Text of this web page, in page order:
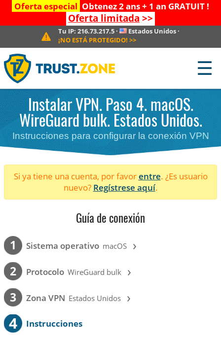
Oferta especial Obtenez 2 ans + 1 an GRATUIT !
Oferta limitada >>
Tu IP: 216.73.217.5· Estados Unidos ·
¡NO ESTÁ PROTEGIDO! >>
☰
Instalar VPN. Paso 4. macOS.
WireGuard bulk. Estados Unidos.
Instrucciones para configurar la conexión VPN
Si ya tiene una cuenta, por favorentre. ¿Es usuario
nuevo? Regístrese aquí.
Guía de conexión
1 Sistema operativo macOS ›
2 Protocolo WireGuard bulk ›
3 Zona VPN Estados Unidos ›
4 Instrucciones